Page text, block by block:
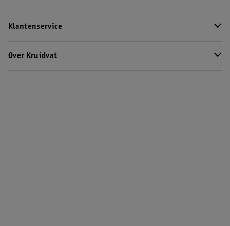
Klantenservice
Over Kruidvat